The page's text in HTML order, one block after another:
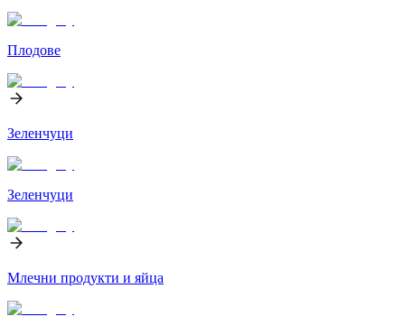
Плодове
Зеленчуци
Зеленчуци
Млечни продукти и яйца